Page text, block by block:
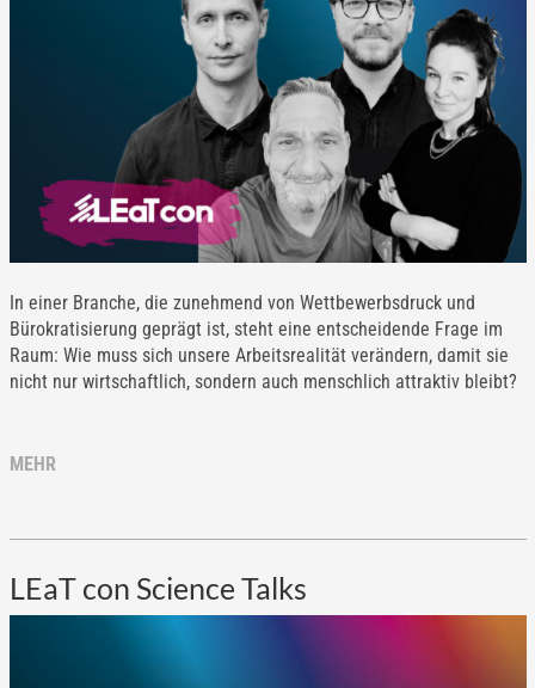
In einer Branche, die zunehmend von Wettbewerbsdruck und
Bürokratisierung geprägt ist, steht eine entscheidende Frage im
Raum: Wie muss sich unsere Arbeitsrealität verändern, damit sie
nicht nur wirtschaftlich, sondern auch menschlich attraktiv bleibt?
MEHR
LEaT con Science Talks